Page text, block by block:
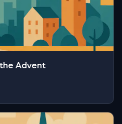
Advent